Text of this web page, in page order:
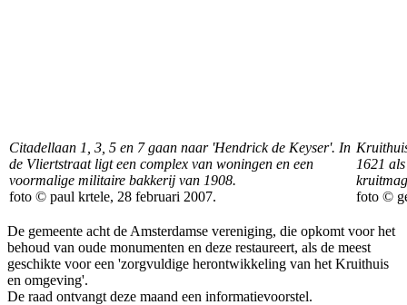
Citadellaan 1, 3, 5 en 7 gaan naar 'Hendrick de Keyser'. In
de Vliertstraat ligt een complex van woningen en een
voormalige militaire bakkerij van 1908.
foto © paul krtele, 28 februari 2007.
1621
foto ©
De gemeente acht de Amsterdamse vereniging, die opkomt voor het
behoud van oude monumenten en deze restaureert, als de meest
geschikte voor een 'zorgvuldige herontwikkeling van het Kruithuis
en omgeving'.
De raad ontvangt deze maand een informatievoorstel.